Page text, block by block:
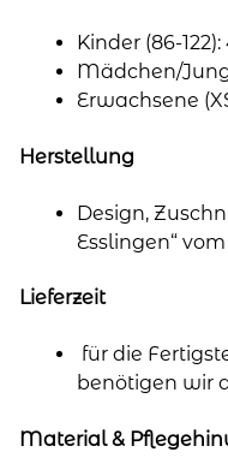
Kinder (86-
Mädchen/
Erwachsene
Herstellung
Design,
Esslingen“
Lieferzeit
für die
benötigen wir
Material &